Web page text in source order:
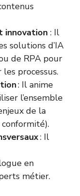
innovation : Il
solutions d’IA
de RPA pour
processus.
: Il anime
l’ensemble
de la
conformité).
: Il
en
métier.